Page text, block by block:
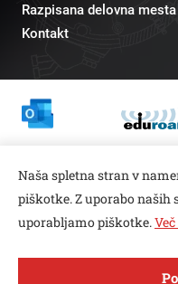
Razpisana delovna mesta
Kontakt
pr@fs.uni-lj.si
Naša spletna stran v
piškotke. Z uporabo naših
uporabljamo piškotke.